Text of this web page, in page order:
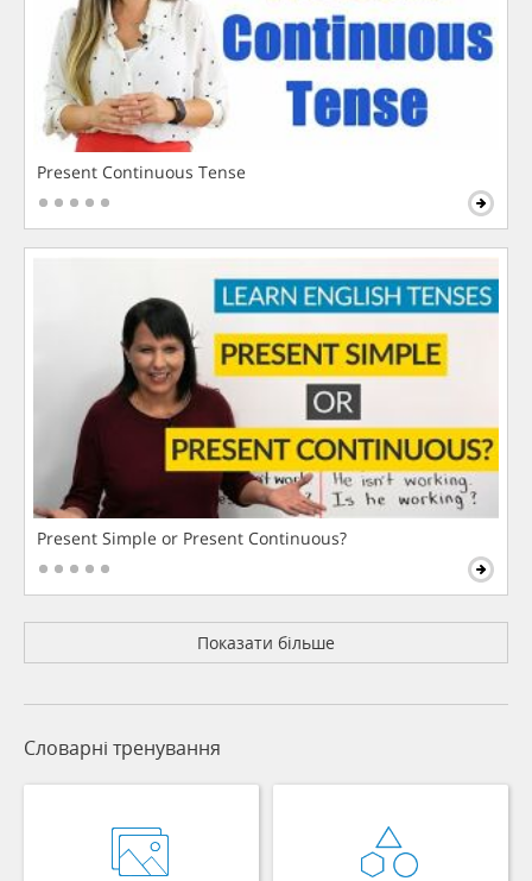
Present Continuous Tense
Present Simple or Present Continuous?
Показати більше
Словарні тренування